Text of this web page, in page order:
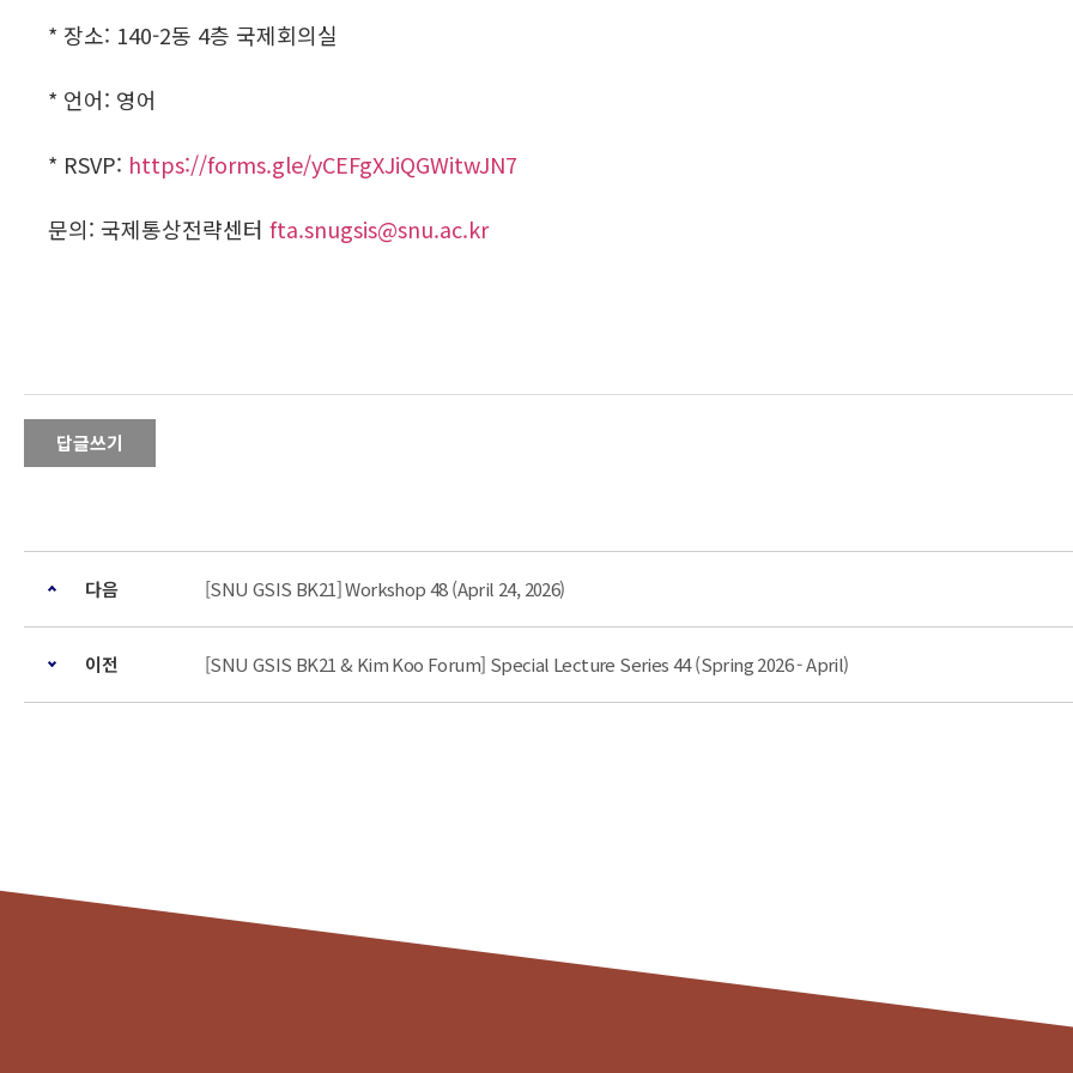
* 장소: 140-2동 4층 국제회의실
* 언어: 영어
* RSVP: https://forms.gle/yCEFgXJiQGWitwJN7
문의: 국제통상전략센터 fta.snugsis@snu.ac.kr
답글쓰기
다음 [SNU GSIS BK21] Workshop 48 (April 24, 2026)
이전 [SNU GSIS BK21 & Kim Koo Forum] Special Lecture Series 44 (Spring 2026 - April)